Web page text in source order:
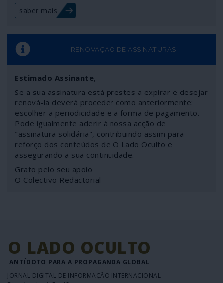
saber mais
RENOVAÇÃO DE ASSINATURAS
Estimado Assinante,
Se a sua assinatura está prestes a expirar e desejar
renová-la deverá proceder como anteriormente:
escolher a periodicidade e a forma de pagamento.
Pode igualmente aderir à nossa acção de
"assinatura solidária", contribuindo assim para
reforço dos conteúdos de O Lado Oculto e
assegurando a sua continuidade.
Grato pelo seu apoio
O Colectivo Redactorial
O LADO OCULTO
ANTÍDOTO PARA A PROPAGANDA GLOBAL
JORNAL DIGITAL DE INFORMAÇÃO INTERNACIONAL